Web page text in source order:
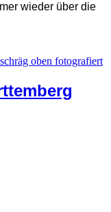
wieder über die